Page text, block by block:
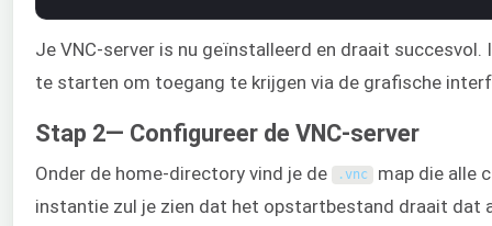
Je VNC-server is nu geïnstalleerd en draait
te starten om toegang te krijgen via de grafische
Stap 2— Configureer de VNC-server
Onder de home-directory vind je de .vnc map die alle
instantie zul je zien dat het opstartbestand draait